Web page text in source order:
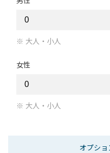
大人・小人
女性
大人・小人
オプショ